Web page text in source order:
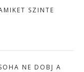
SZINTE
NE DOBJ A